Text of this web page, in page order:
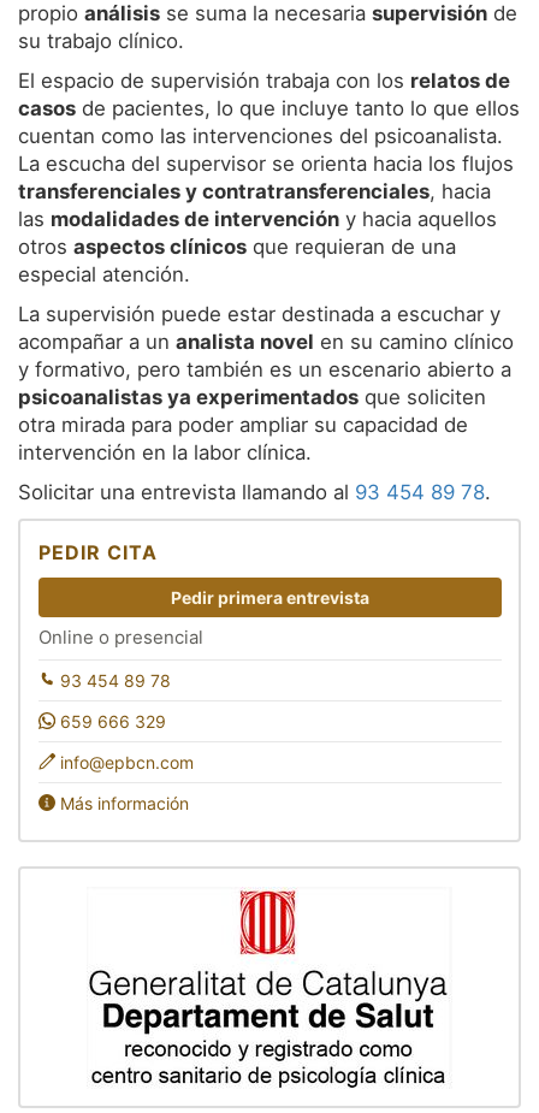
Psicoanálisis grupal
Supervisión
propio análisis se suma la necesaria supervisión de
su trabajo clínico.
El espacio de supervisión trabaja con los relatos de
casos de pacientes, lo que incluye tanto lo que ellos
cuentan como las intervenciones del psicoanalista.
La escucha del supervisor se orienta hacia los flujos
transferenciales y contratransferenciales, hacia
las modalidades de intervención y hacia aquellos
otros aspectos clínicos que requieran de una
especial atención.
La supervisión puede estar destinada a escuchar y
acompañar a un analista novel en su camino clínico
y formativo, pero también es un escenario abierto a
psicoanalistas ya experimentados que soliciten
otra mirada para poder ampliar su capacidad de
intervención en la labor clínica.
Solicitar una entrevista llamando al 93 454 89 78.
PEDIR CITA
Pedir primera entrevista
Online o presencial
93 454 89 78
659 666 329
info@epbcn.com
Más información